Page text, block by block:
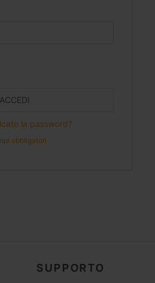
ACCEDI
la password?
SUPPORTO